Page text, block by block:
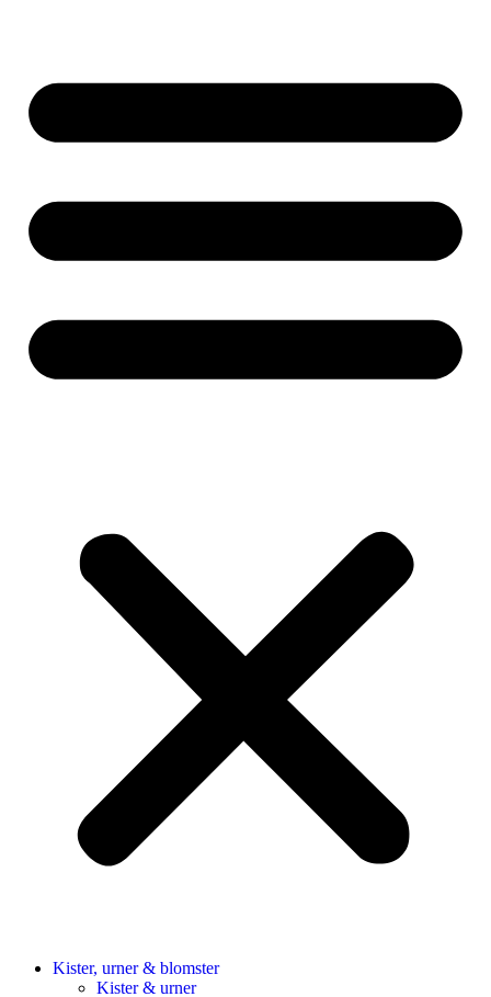
Kister, urner & blomster
Kister & urner